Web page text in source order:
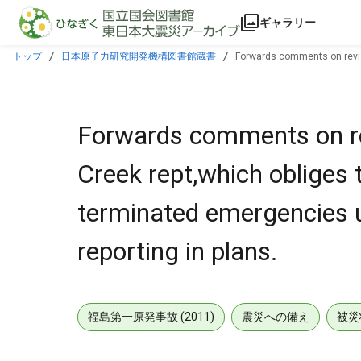
本文に飛ぶ
ギャラリー
トップ 日本原子力研究開発機構図書館蔵書
Forwards comments on
Forwards comments on
Creek rept,which
terminated emergencies
reporting in plans.
福島第一原発事故 (2011) 震災への備え 被災